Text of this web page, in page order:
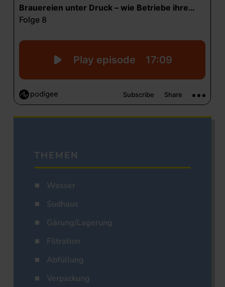
THEMEN
Wasser
Sudhaus
Gärung/Lagerung
Filtration
Abfüllung
Verpackung